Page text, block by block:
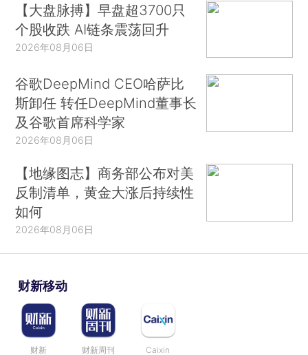
【大盘脉搏】早盘超3700只
个股收跌 AI链条震荡回升
2026年08月06日
谷歌DeepMind CEO哈萨比
斯卸任 转任DeepMind董事长
及谷歌首席科学家
2026年08月06日
【地缘图志】商务部公布对美
反制清单，黄金大涨后持续性
如何
2026年08月06日
财新移动
财新 财新周刊 Caixin